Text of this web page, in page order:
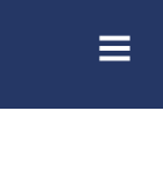
MENU